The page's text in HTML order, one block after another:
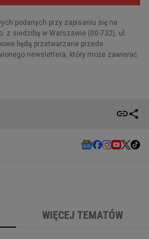
WIĘCEJ TEMATÓW